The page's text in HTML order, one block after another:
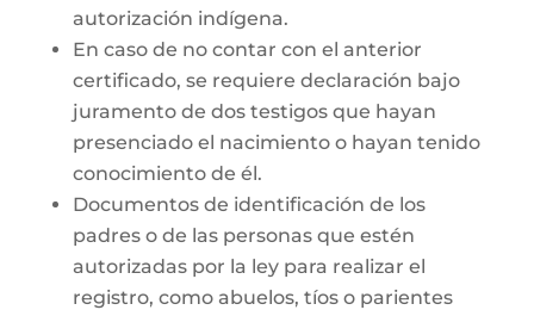
autorización indígena.
En caso de no contar con el anterior
certificado, se requiere declaración bajo
juramento de dos testigos que hayan
presenciado el nacimiento o hayan tenido
conocimiento de él.
Documentos de identificación de los
padres o de las personas que estén
autorizadas por la ley para realizar el
registro, como abuelos, tíos o parientes